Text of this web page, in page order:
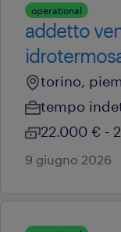
operational
addetto
torino,
tempo
22.000 € -
9 giugno 2026